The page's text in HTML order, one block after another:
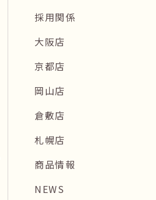
採用関係
大阪店
京都店
岡山店
倉敷店
札幌店
商品情報
NEWS